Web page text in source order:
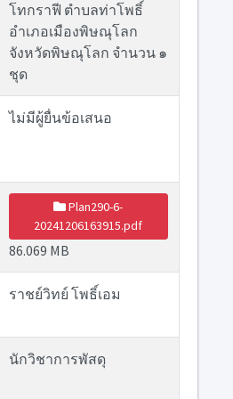
โทกราฟี ตำบลท่าโพธิ์
อำเภอเมืองพิษณุโลก
จังหวัดพิษณุโลก จำนวน ๑
ชุด
ไม่มีผู้ยื่นข้อเสนอ
Plan290-6-
20241206163915.pdf
86.069 MB
ราชย์วิทย์ โพธิ์เอม
นักวิชาการพัสดุ